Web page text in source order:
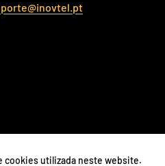
utilizada neste website.